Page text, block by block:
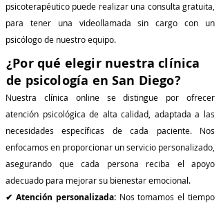
psicoterapéutico puede realizar una consulta gratuita,
para tener una videollamada sin cargo con un
psicólogo de nuestro equipo.
¿Por qué elegir nuestra clínica
de psicología en San Diego?
Nuestra clínica online se distingue por ofrecer
atención psicológica de alta calidad, adaptada a las
necesidades específicas de cada paciente. Nos
enfocamos en proporcionar un servicio personalizado,
asegurando que cada persona reciba el apoyo
adecuado para mejorar su bienestar emocional.
✔ Atención personalizada:Nos tomamos el tiempo